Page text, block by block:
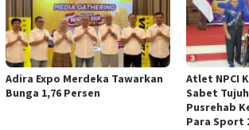
Adira Expo Merdeka Tawarkan
Bunga 1,76 Persen
Atlet NPCI
Sabet
Pusrehab
Para Sport